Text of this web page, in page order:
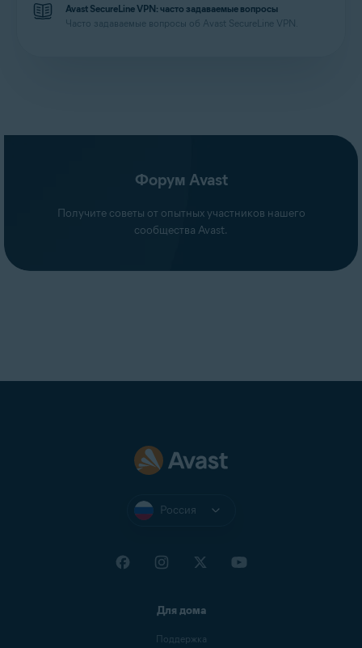
Avast SecureLine VPN: часто задаваемые вопросы
Часто задаваемые вопросы об Avast SecureLine VPN.
Форум Avast
Получите советы от опытных участников нашего
сообщества Avast.
Россия
Для дома
Поддержка